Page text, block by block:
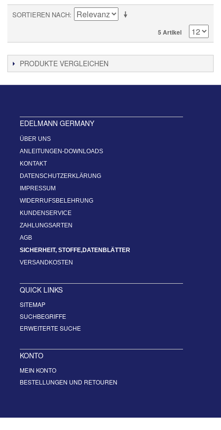
SORTIEREN NACH
5 Artikel
PRODUKTE VERGLEICHEN
EDELMANN GERMANY
ÜBER UNS
ANLEITUNGEN-DOWNLOADS
KONTAKT
DATENSCHUTZERKLÄRUNG
IMPRESSUM
WIDERRUFSBELEHRUNG
KUNDENSERVICE
ZAHLUNGSARTEN
AGB
SICHERHEIT, STOFFE,DATENBLÄTTER
VERSANDKOSTEN
QUICK LINKS
SITEMAP
SUCHBEGRIFFE
ERWEITERTE SUCHE
KONTO
MEIN KONTO
BESTELLUNGEN UND RETOUREN